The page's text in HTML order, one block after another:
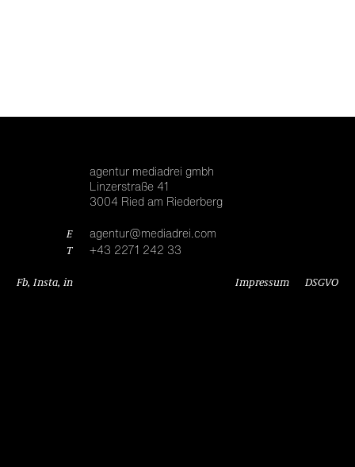
agentur mediadrei gmbh
Linzerstraße 41
3004 Ried am Riederberg
E
agentur@mediadrei.com
T
+43 2271 242 33
Fb, Insta, in Impressum DSGVO